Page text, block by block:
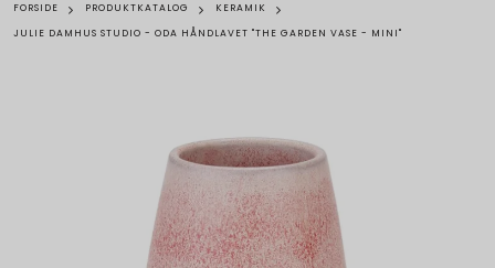
i
g
FORSIDE PRODUKTKATALOG
KERAMIK
JULIE DAMHUS STUDIO - ODA HÅNDLAVET "THE GARDEN VASE - MINI"